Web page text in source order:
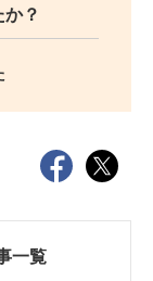
？
一覧